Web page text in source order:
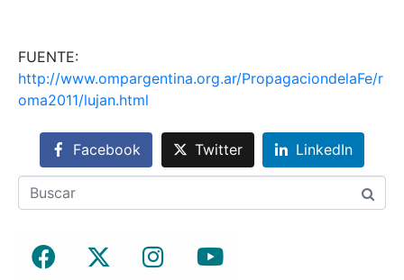
FUENTE:
http://www.ompargentina.org.ar/PropagaciondelaFe/r
oma2011/lujan.html
Facebook Twitter LinkedIn